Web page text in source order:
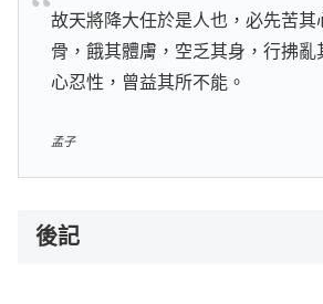
故天將降大任於是人也，必先苦其
骨，餓其體膚，空乏其身，行拂亂
心忍性，曾益其所不能。
孟子
後記